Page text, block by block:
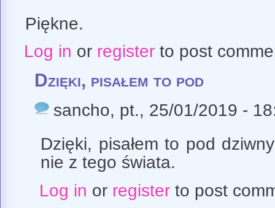
Piękne.
Log in or registerto post
Dzięki, pisałem to pod
sancho, pt., 25/01/2019 -
Dzięki, pisałem to pod
nie z tego świata.
Log in or registerto post